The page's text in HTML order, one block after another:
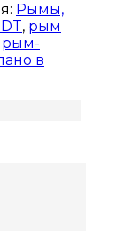
Рымы,
, рым
рым-
в